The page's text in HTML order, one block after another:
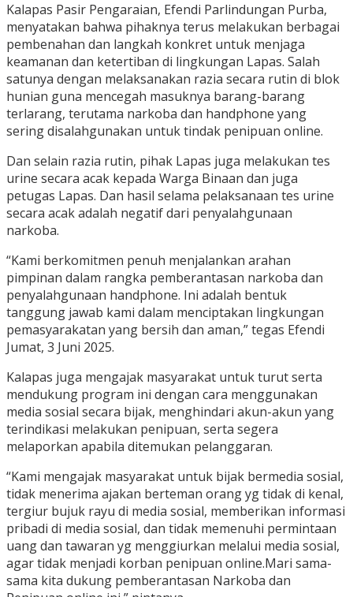
Kalapas Pasir Pengaraian, Efendi Parlindungan Purba,
menyatakan bahwa pihaknya terus melakukan berbagai
pembenahan dan langkah konkret untuk menjaga
keamanan dan ketertiban di lingkungan Lapas. Salah
satunya dengan melaksanakan razia secara rutin di blok
hunian guna mencegah masuknya barang-barang
terlarang, terutama narkoba dan handphone yang
sering disalahgunakan untuk tindak penipuan online.
Dan selain razia rutin, pihak Lapas juga melakukan tes
urine secara acak kepada Warga Binaan dan juga
petugas Lapas. Dan hasil selama pelaksanaan tes urine
secara acak adalah negatif dari penyalahgunaan
narkoba.
“Kami berkomitmen penuh menjalankan arahan
pimpinan dalam rangka pemberantasan narkoba dan
penyalahgunaan handphone. Ini adalah bentuk
tanggung jawab kami dalam menciptakan lingkungan
pemasyarakatan yang bersih dan aman,” tegas Efendi
Jumat, 3 Juni 2025.
Kalapas juga mengajak masyarakat untuk turut serta
mendukung program ini dengan cara menggunakan
media sosial secara bijak, menghindari akun-akun yang
terindikasi melakukan penipuan, serta segera
melaporkan apabila ditemukan pelanggaran.
“Kami mengajak masyarakat untuk bijak bermedia sosial,
tidak menerima ajakan berteman orang yg tidak di kenal,
tergiur bujuk rayu di media sosial, memberikan informasi
pribadi di media sosial, dan tidak memenuhi permintaan
uang dan tawaran yg menggiurkan melalui media sosial,
agar tidak menjadi korban penipuan online.Mari sama-
sama kita dukung pemberantasan Narkoba dan